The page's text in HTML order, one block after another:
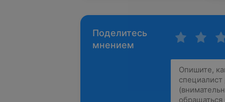
Поделитесь
мнением